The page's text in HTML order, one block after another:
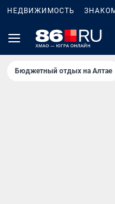
НЕДВИЖИМОСТЬ
Бюджетный отдых на Алтае